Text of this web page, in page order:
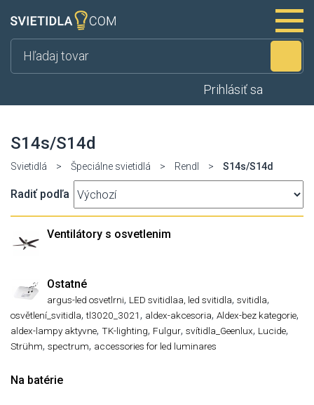
Prihlásiť sa
S14s/S14d
Svietidlá > Špeciálne svietidlá > Rendl > S14s/S14d
Radiť podľa
Ventilátory s osvetlenim
Ostatné
argus-led osvetlrni, LED svitidlaa, led svitidla, svitidla,
osvětlení_svitidla,tl3020_3021 , aldex-akcesoria, Aldex-bez kategorie,
aldex-lampy aktyvne, TK-lighting, Fulgur, svítidla_Geenlux, Lucide,
Strühm, spectrum, accessories for led luminares
Na batérie